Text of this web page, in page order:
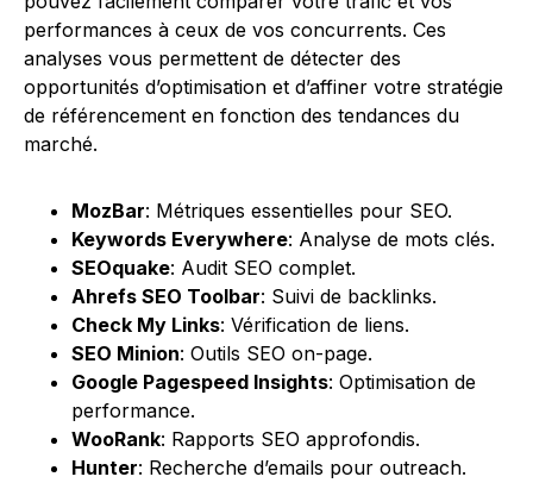
performances à ceux de vos concurrents. Ces
analyses vous permettent de détecter des
opportunités d’optimisation et d’affiner votre stratégie
de référencement en fonction des tendances du
marché.
MozBar: Métriques essentielles pour SEO.
Keywords Everywhere: Analyse de mots clés.
SEOquake: Audit SEO complet.
Ahrefs SEO Toolbar: Suivi de backlinks.
Check My Links: Vérification de liens.
SEO Minion: Outils SEO on-page.
Google Pagespeed Insights: Optimisation de
performance.
WooRank: Rapports SEO approfondis.
Hunter: Recherche d’emails pour outreach.